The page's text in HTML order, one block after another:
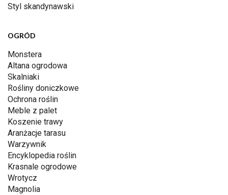
Styl skandynawski
OGRÓD
Monstera
Altana ogrodowa
Skalniaki
Rośliny doniczkowe
Ochrona roślin
Meble z palet
Koszenie trawy
Aranżacje tarasu
Warzywnik
Encyklopedia roślin
Krasnale ogrodowe
Wrotycz
Magnolia